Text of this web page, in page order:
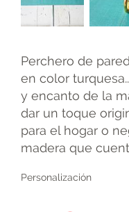
Perchero de
en color
y encanto de la
dar un toque
para el hogar o
madera que
Personalización